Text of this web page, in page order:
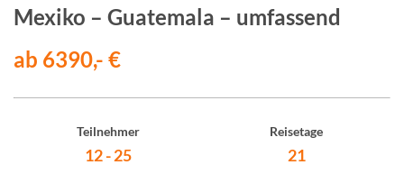
Mexiko – Guatemala – umfassend
ab 6390,- €
Teilnehmer
12 - 25
Reisetage
21